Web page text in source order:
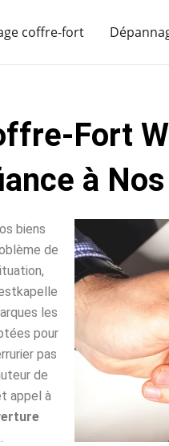
coffre-fort
Fort
à
biens
de
les
pour
pas
de
appel à